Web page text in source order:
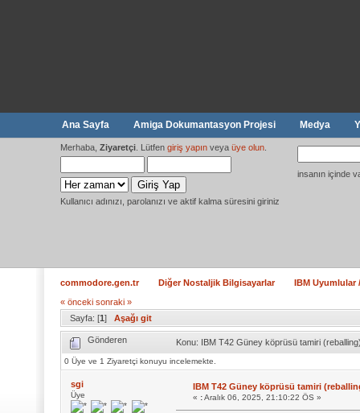
Ana Sayfa Amiga Dokumantasyon Projesi Medya
Merhaba, Ziyaretçi . Lütfen giriş yapın veya üye olun
Kullanıcı adınızı, parolanızı ve aktif kalma süresini giriniz
insanın içinde
commodore.gen.tr Diğer Nostaljik Bilgisayarlar
IBM Uyumlular
« önceki sonraki »
Sayfa: [1] Aşağı git
Gönderen Konu: IBM T42 Güney köprüsü tamiri
0 Üye ve 1 Ziyaretçi konuyu incelemekte.
sgi
Üye
IBM T42 Güney köprüsü tamiri
« :Aralık 06, 2025, 21:10:22 ÖS »